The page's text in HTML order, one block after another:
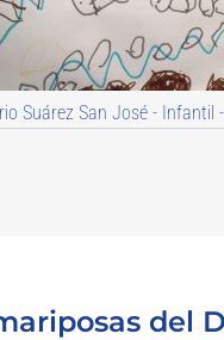
Fdez Pérez - 2º Infantil -
del